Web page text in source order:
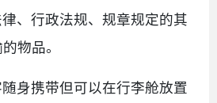
律、行政法规、规章规定的其
物品。
身携带但可以在行李舱放置